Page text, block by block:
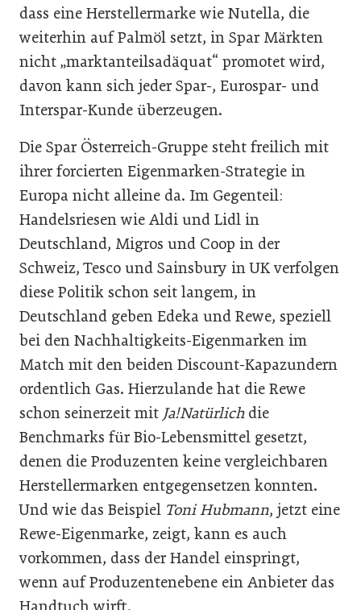
dass eine Herstellermarke wie Nutella, die
weiterhin auf Palmöl setzt, in Spar Märkten
nicht „marktanteilsadäquat“ promotet wird,
davon kann sich jeder Spar-, Eurospar- und
Interspar-Kunde überzeugen.
Die Spar Österreich-Gruppe steht freilich mit
ihrer forcierten Eigenmarken-Strategie in
Europa nicht alleine da. Im Gegenteil:
Handelsriesen wie Aldi und Lidl in
Deutschland, Migros und Coop in der
Schweiz, Tesco und Sainsbury in UK verfolgen
diese Politik schon seit langem, in
Deutschland geben Edeka und Rewe, speziell
bei den Nachhaltigkeits-Eigenmarken im
Match mit den beiden Discount-Kapazundern
ordentlich Gas. Hierzulande hat die Rewe
schon seinerzeit mit Ja!Natürlichdie
Benchmarks für Bio-Lebensmittel gesetzt,
denen die Produzenten keine vergleichbaren
Herstellermarken entgegensetzen konnten.
Und wie das Beispiel Toni Hubmann, jetzt eine
Rewe-Eigenmarke, zeigt, kann es auch
vorkommen, dass der Handel einspringt,
wenn auf Produzentenebene ein Anbieter das
Handtuch wirft.